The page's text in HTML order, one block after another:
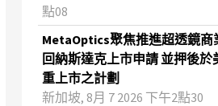
點08
MetaOptics聚焦推進超透鏡商
回納斯達克上市申請 並押後於
重上市之計劃
新加坡, 8月 7 2026 下午2點30